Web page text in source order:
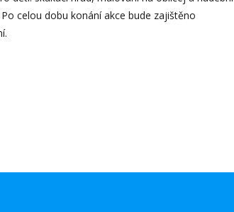
celou dobu konání akce bude zajištěno